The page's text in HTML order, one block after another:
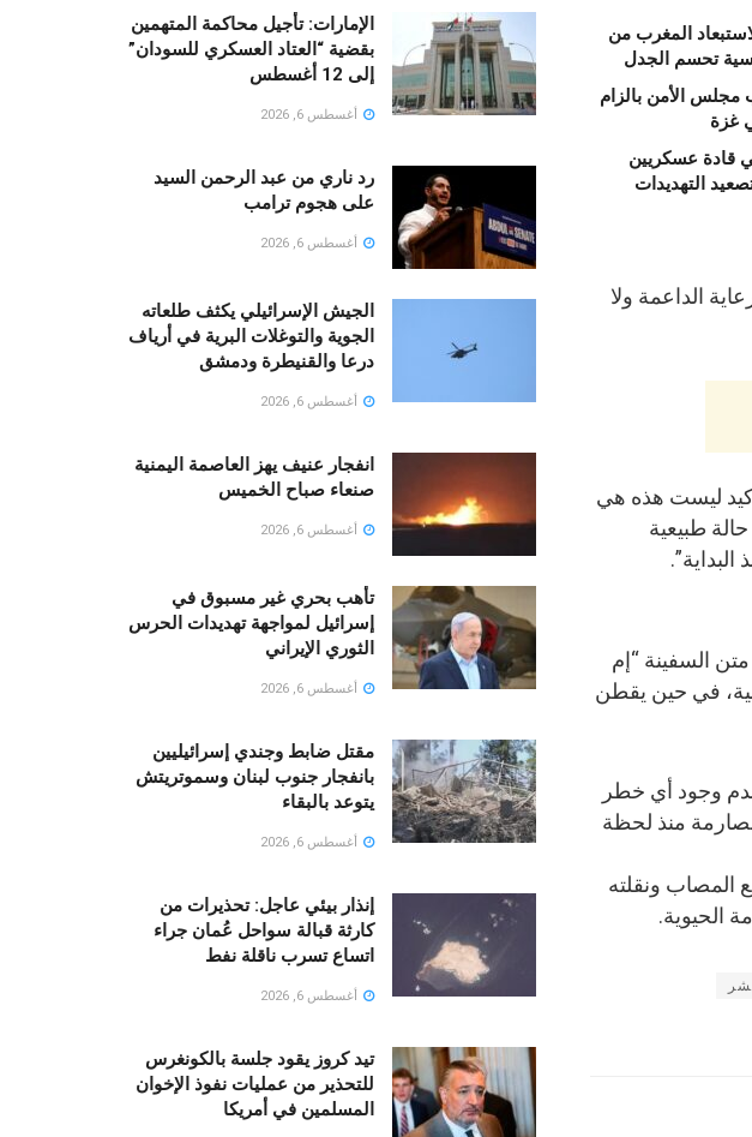
المغرب من
مجلس الأمن بالزام
غزة
قادة عسكريين
التهديدات
الداعمة ولا
ليست هذه هي
حالة طبيعية
السفينة “إم
في حين يقطن
عدم وجود أي خطر
منذ لحظة
المصاب ونقلته
الحيوية.
الإمارات: تأجيل محاكمة المتهمين
بقضية “العتاد العسكري للسودان”
إلى 12 أغسطس
أغسطس 6, 2026
رد ناري من عبد الرحمن السيد
على هجوم ترامب
أغسطس 6, 2026
الجيش الإسرائيلي يكثف طلعاته
الجوية والتوغلات البرية في أرياف
درعا والقنيطرة ودمشق
أغسطس 6, 2026
انفجار عنيف يهز العاصمة اليمنية
صنعاء صباح الخميس
أغسطس 6, 2026
تأهب بحري غير مسبوق في
إسرائيل لمواجهة تهديدات الحرس
الثوري الإيراني
أغسطس 6, 2026
مقتل ضابط وجندي إسرائيليين
بانفجار جنوب لبنان وسموتريتش
يتوعد بالبقاء
أغسطس 6, 2026
إنذار بيئي عاجل: تحذيرات من
كارثة قبالة سواحل عُمان جراء
اتساع تسرب ناقلة نفط
أغسطس 6, 2026
تيد كروز يقود جلسة بالكونغرس
للتحذير من عمليات نفوذ الإخوان
المسلمين في أمريكا